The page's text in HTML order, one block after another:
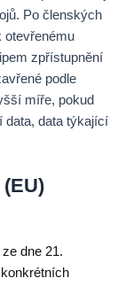
Po členských
otevřenému
zpřístupnění
podle
míře, pokud
data, data týkající
dne 21.